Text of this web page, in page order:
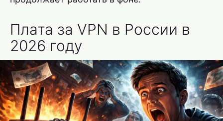
Плата за VPN в России в
2026 году